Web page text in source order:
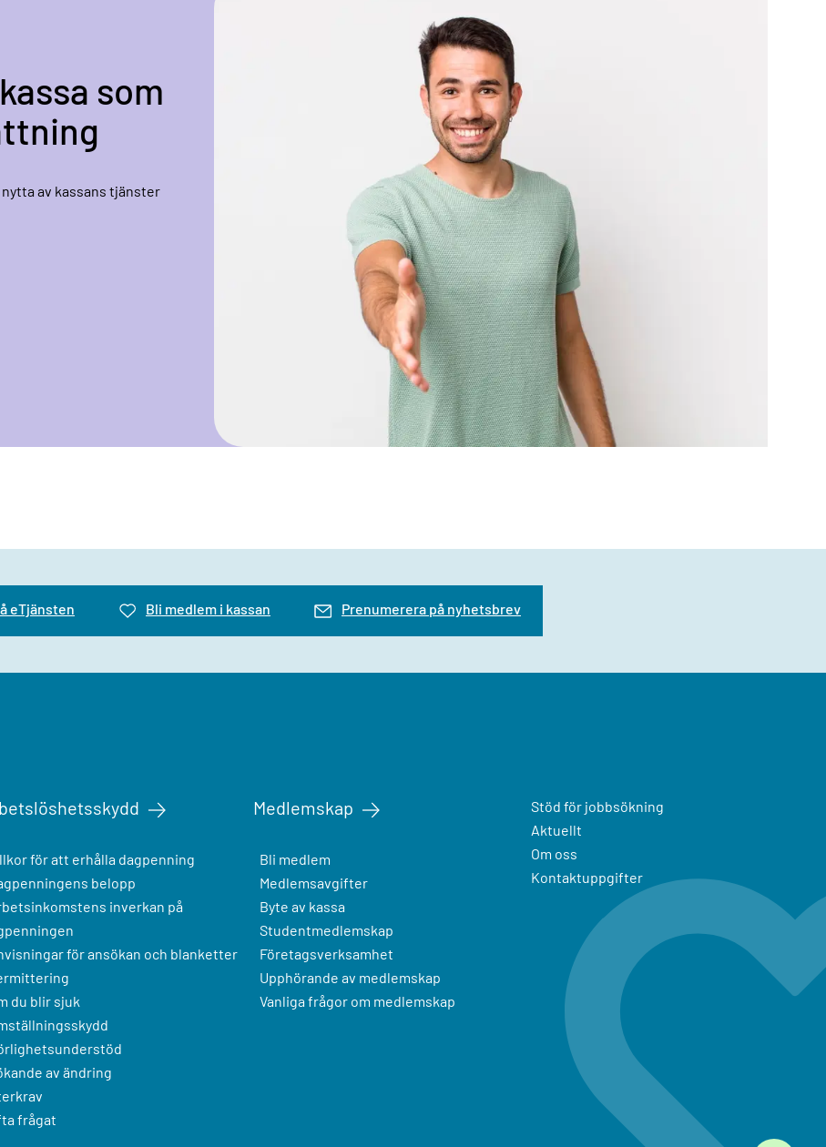
som
av kassans tjänster
eTjänsten Bli medlem i kassan Prenumerera på nyhetsbrev
för att erhålla dagpenning
belopp
inverkan på
för ansökan och blanketter
du blir sjuk
av ändring
frågat
Medlemskap
Bli medlem
Medlemsavgifter
Byte av kassa
Studentmedlemskap
Företagsverksamhet
Upphörande av medlemskap
Vanliga frågor om medlemskap
Stöd för jobbsökning
Aktuellt
Om oss
Kontaktuppgifter